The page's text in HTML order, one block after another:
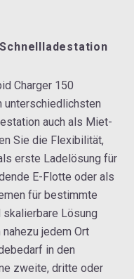
Charger 150
unterschiedlichsten
auch als Miet-
Sie die Flexibilität,
erste Ladelösung für
E-Flotte oder als
für bestimmte
skalierbare Lösung
jedem Ort
in den
zweite, dritte oder